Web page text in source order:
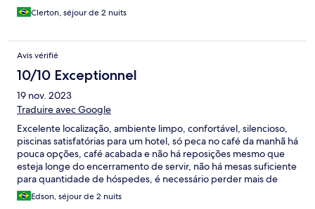
ao vivo, localização muito boa, super recomendo.
Clerton, séjour de 2 nuits
Avis vérifié
10/10 Exceptionnel
19 nov. 2023
Traduire avec Google
Excelente localização, ambiente limpo, confortável, silencioso,
piscinas satisfatórias para um hotel, só peca no café da manhã há
pouca opções, café acabada e não há reposições mesmo que
esteja longe do encerramento de servir, não há mesas suficiente
para quantidade de hóspedes, é necessário perder mais de
30mim em fila esperando pra sentar.
Edson, séjour de 2 nuits